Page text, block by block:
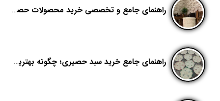
راهنمای جامع و تخصصی خرید محصولات حصیری؛ هنر اصیل در دکوراسیون مدرن (بخش اول)
راهنمای جامع خرید سبد حصیری؛ چگونه بهترین کیفیت را در «هدیکا» تشخیص دهیم؟